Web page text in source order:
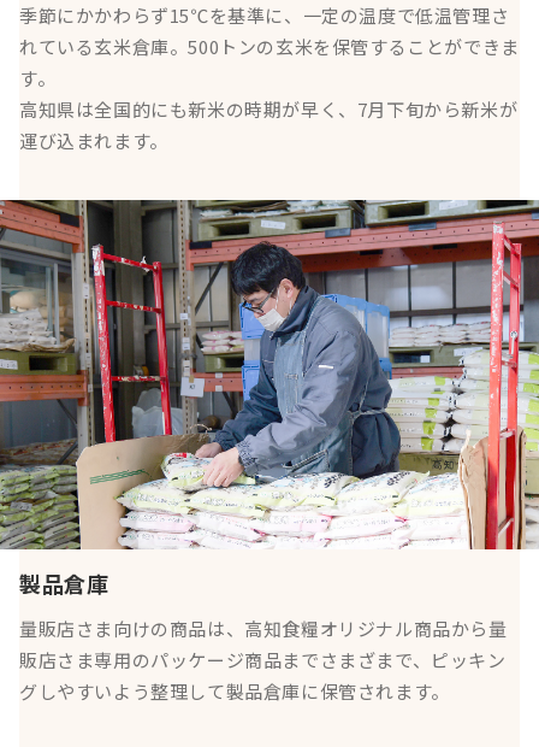
季節にかかわらず15℃を基準に、一定の温度で低温管理さ
れている玄米倉庫。500トンの玄米を保管することができま
す。
高知県は全国的にも新米の時期が早く、7月下旬から新米が
運び込まれます。
製品倉庫
量販店さま向けの商品は、高知食糧オリジナル商品から量
販店さま専用のパッケージ商品までさまざまで、ピッキン
グしやすいよう整理して製品倉庫に保管されます。